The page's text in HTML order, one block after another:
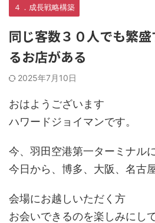
４．成長戦略構築
同じ客数３０人でも繁
るお店がある
2025年7月10日
おはようございます
ハワードジョイマンです。
今、羽田空港第一ターミナル
今日から、博多、大阪、名古
会場にお越しいただく方
お会いできるのを楽しみにし